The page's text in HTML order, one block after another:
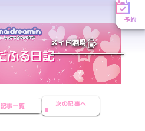
予約
メイド酒場
記事一覧 次の記事へ